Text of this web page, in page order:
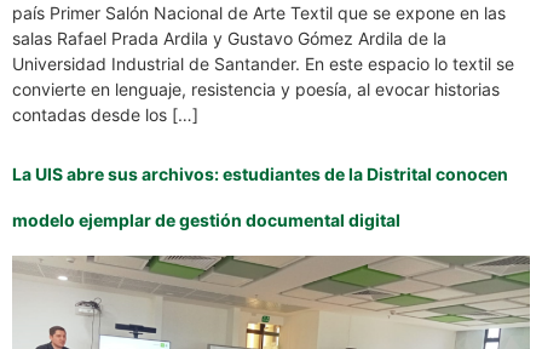
país Primer Salón Nacional de Arte Textil que se expone en las
salas Rafael Prada Ardila y Gustavo Gómez Ardila de la
Universidad Industrial de Santander. En este espacio lo textil se
convierte en lenguaje, resistencia y poesía, al evocar historias
contadas desde los […]
La UIS abre sus archivos: estudiantes de la Distrital conocen
modelo ejemplar de gestión documental digital